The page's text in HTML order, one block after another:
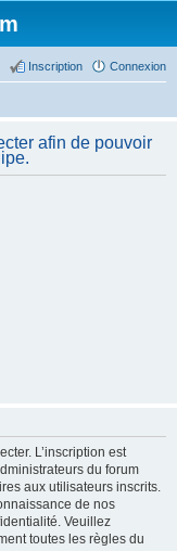
Connexion
Inscription
afin de pouvoir
L’inscription est
du forum
aux utilisateurs inscrits.
de nos
Veuillez
toutes les règles du